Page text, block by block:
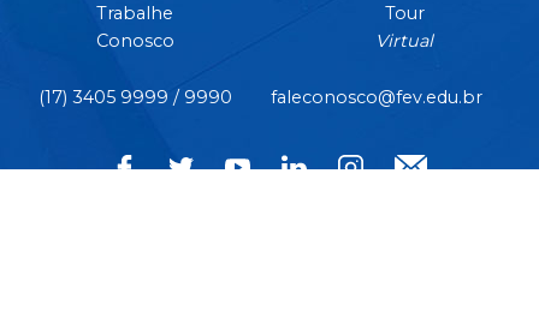
Trabalhe
Conosco
Tour
Virtual
(17) 3405 9999 / 9990 faleconosco@fev.edu.br